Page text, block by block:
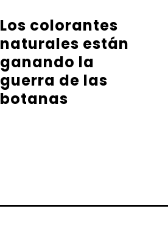
Los colorantes
naturales están
ganando la
guerra de las
botanas